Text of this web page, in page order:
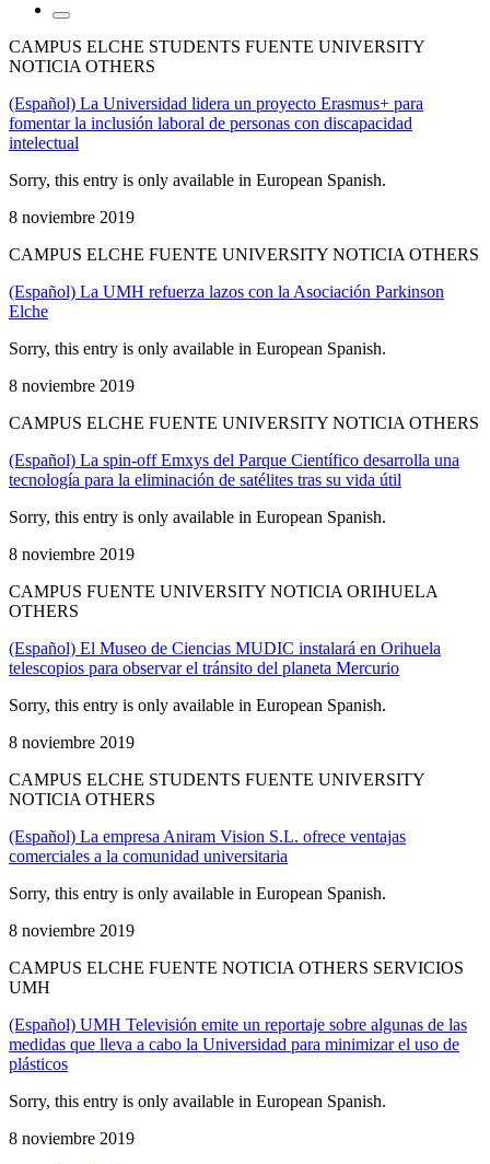
CAMPUS ELCHE STUDENTS FUENTE UNIVERSITY
NOTICIA OTHERS
(Español) La Universidad lidera un proyecto Erasmus+ para
fomentar la inclusión laboral de personas con discapacidad
intelectual
Sorry, this entry is only available in European Spanish.
8 noviembre 2019
CAMPUS ELCHE FUENTE UNIVERSITY NOTICIA OTHERS
(Español) La UMH refuerza lazos con la Asociación Parkinson
Elche
Sorry, this entry is only available in European Spanish.
8 noviembre 2019
CAMPUS ELCHE FUENTE UNIVERSITY NOTICIA OTHERS
(Español) La spin-off Emxys del Parque Científico desarrolla una
tecnología para la eliminación de satélites tras su vida útil
Sorry, this entry is only available in European Spanish.
8 noviembre 2019
CAMPUS FUENTE UNIVERSITY NOTICIA ORIHUELA
OTHERS
(Español) El Museo de Ciencias MUDIC instalará en Orihuela
telescopios para observar el tránsito del planeta Mercurio
Sorry, this entry is only available in European Spanish.
8 noviembre 2019
CAMPUS ELCHE STUDENTS FUENTE UNIVERSITY
NOTICIA OTHERS
(Español) La empresa Aniram Vision S.L. ofrece ventajas
comerciales a la comunidad universitaria
Sorry, this entry is only available in European Spanish.
8 noviembre 2019
CAMPUS ELCHE FUENTE NOTICIA OTHERS SERVICIOS
UMH
(Español) UMH Televisión emite un reportaje sobre algunas de las
medidas que lleva a cabo la Universidad para minimizar el uso de
plásticos
Sorry, this entry is only available in European Spanish.
8 noviembre 2019